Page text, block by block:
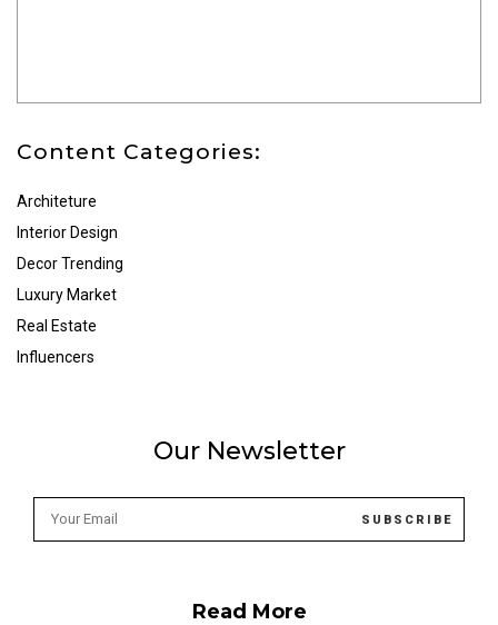
Content Categories:
Architeture
Interior Design
Decor Trending
Luxury Market
Real Estate
Influencers
Our Newsletter
Read More